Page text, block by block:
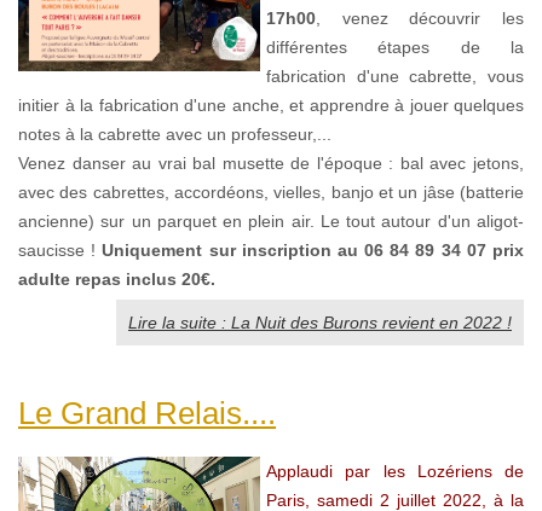
17h00 , venez découvrir les
différentes étapes de la
fabrication d'une cabrette, vous
initier à la fabrication d'une anche, et apprendre à jouer quelques
notes à la cabrette avec un professeur,...
Venez danser au vrai bal musette de l'époque : bal avec jetons,
avec des cabrettes, accordéons, vielles, banjo et un jâse (batterie
ancienne) sur un parquet en plein air. Le tout autour d'un aligot-
saucisse !Uniquement sur inscription au 06 84 89 34 07 prix
adulte repas inclus 20€.
Lire la suite : La Nuit des Burons revient en 2022 !
Le Grand Relais....
Applaudi par les Lozériens de
Paris, samedi 2 juillet 2022, à la